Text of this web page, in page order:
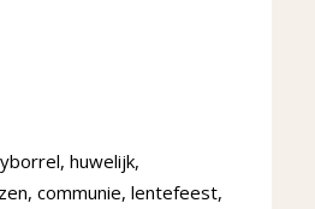
huwelijk,
communie, lentefeest,